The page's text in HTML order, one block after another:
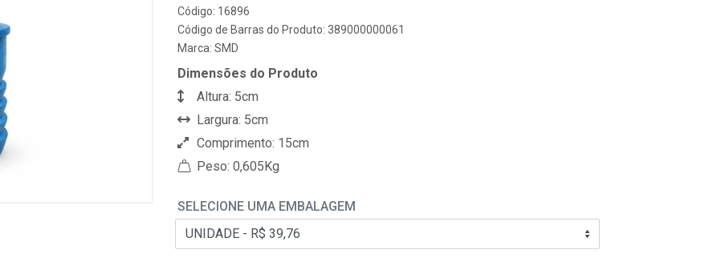
Código: 16896
Código de Barras do Produto: 389000000061
Marca: SMD
Dimensões do Produto
Altura: 5cm
Largura: 5cm
Comprimento: 15cm
Peso: 0,605Kg
SELECIONE UMA EMBALAGEM